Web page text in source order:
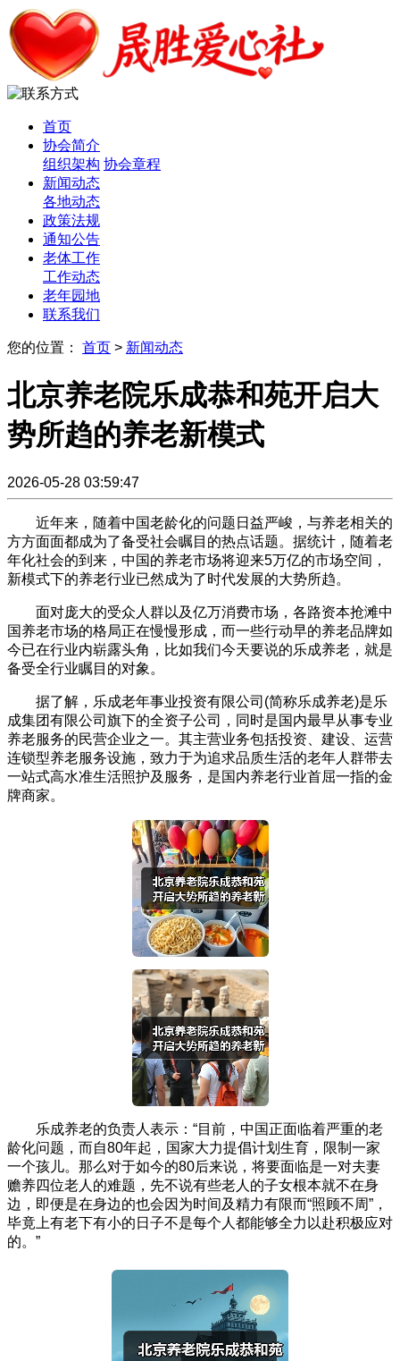
首页
协会简介
组织架构 协会章程
新闻动态
各地动态
政策法规
通知公告
老体工作
工作动态
老年园地
联系我们
您的位置： 首页 > 新闻动态
北京养老院乐成恭和苑开启大
势所趋的养老新模式
2026-05-28 03:59:47
近年来，随着中国老龄化的问题日益严峻，与养老相关的
方方面面都成为了备受社会瞩目的热点话题。据统计，随着老
年化社会的到来，中国的养老市场将迎来5万亿的市场空间，
新模式下的养老行业已然成为了时代发展的大势所趋。
面对庞大的受众人群以及亿万消费市场，各路资本抢滩中
国养老市场的格局正在慢慢形成，而一些行动早的养老品牌如
今已在行业内崭露头角，比如我们今天要说的乐成养老，就是
备受全行业瞩目的对象。
据了解，乐成老年事业投资有限公司(简称乐成养老)是乐
成集团有限公司旗下的全资子公司，同时是国内最早从事专业
养老服务的民营企业之一。其主营业务包括投资、建设、运营
连锁型养老服务设施，致力于为追求品质生活的老年人群带去
一站式高水准生活照护及服务，是国内养老行业首屈一指的金
牌商家。
乐成养老的负责人表示：“目前，中国正面临着严重的老
龄化问题，而自80年起，国家大力提倡计划生育，限制一家
一个孩儿。那么对于如今的80后来说，将要面临是一对夫妻
赡养四位老人的难题，先不说有些老人的子女根本就不在身
边，即便是在身边的也会因为时间及精力有限而“照顾不周”，
毕竟上有老下有小的日子不是每个人都能够全力以赴积极应对
的。”